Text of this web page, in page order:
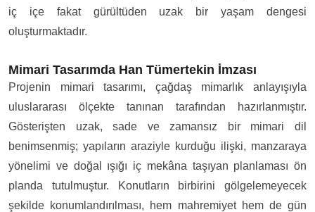
iç içe fakat gürültüden uzak bir yaşam dengesi
oluşturmaktadır.
Mimari Tasarımda Han Tümertekin İmzası
Projenin mimari tasarımı, çağdaş mimarlık anlayışıyla
uluslararası ölçekte tanınan tarafından hazırlanmıştır.
Gösterişten uzak, sade ve zamansız bir mimari dil
benimsenmiş; yapıların araziyle kurduğu ilişki, manzaraya
yönelimi ve doğal ışığı iç mekâna taşıyan planlaması ön
planda tutulmuştur. Konutların birbirini gölgelemeyecek
şekilde konumlandırılması, hem mahremiyet hem de gün